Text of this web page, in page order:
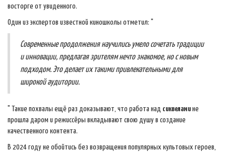
восторге от увиденного.
Один из экспертов известной киношколы отметил: "
Современные продолжения научились умело сочетать традиции
и инновации, предлагая зрителям нечто знакомое, но с новым
подходом. Это делает их такими привлекательными для
широкой аудитории.
" Такие похвалы ещё раз доказывают, что работа над сиквелами не
прошла даром и режиссёры вкладывают свою душу в создание
качественного контента.
В 2024 году не обойтись без возвращения популярных культовых героев,